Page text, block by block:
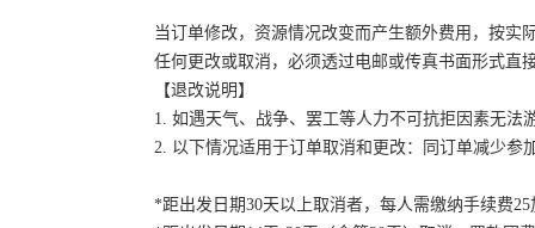
当订单修改，资源情况改变而产生额外费用，按实
任何更改或取消，必须透过电邮或传真书面形式直
【退改说明】
1. 如遇天气、战争、罢工等人力不可抗拒因素无
2. 以下情况适用于订单取消和更改：同订单减少
*距出发日期30天以上取消者，每人需缴纳手续费